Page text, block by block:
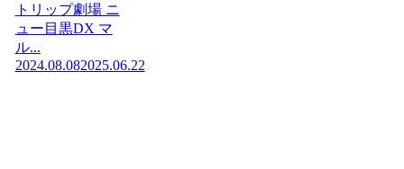
トリップ劇場 ニ
ュー目黒DX マ
ル...
2024.08.082025.06.22